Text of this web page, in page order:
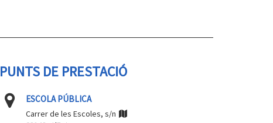
PUNTS DE PRESTACIÓ
ESCOLA PÚBLICA
Carrer de les Escoles, s/n